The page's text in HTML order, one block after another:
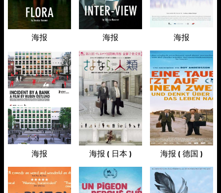
海报 海报 海报
海报 海报 ( 日本 ) 海报 ( 德国 )